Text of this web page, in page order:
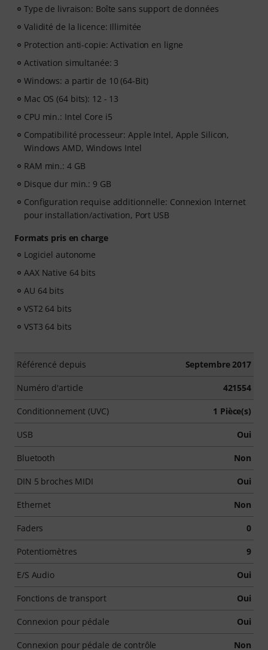
Type de livraison: Boîte sans support de données
Validité de la licence: Illimitée
Protection anti-copie: Activation en ligne
Activation simultanée: 3
Windows: a partir de 10 (64-Bit)
Mac OS (64 bits): 12 - 13
CPU min.: Intel Core i5
Compatibilité processeur: Apple Intel, Apple Silicon,
Windows AMD, Windows Intel
RAM min.: 4 GB
Disque dur min.: 9 GB
Configuration requise additionnelle: Connexion Internet
pour installation/activation, Port USB
Formats pris en charge
Logiciel autonome
AAX Native 64 bits
AU 64 bits
VST2 64 bits
VST3 64 bits
Référencé depuis Septembre 2017
Numéro d'article 421554
Conditionnement (UVC) 1 Pièce(s)
USB Oui
Bluetooth Non
DIN 5 broches MIDI Oui
Ethernet Non
Faders 0
Potentiomètres 9
E/S Audio Oui
Fonctions de transport Oui
Connexion pour pédale Oui
Connexion pour pédale de contrôle Non